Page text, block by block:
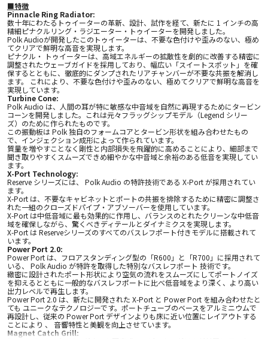
■特徴
Pinnacle Ring Radiator:
数十年にわたるトゥイーターの革新、設計、試作を経て、新たに 1 インチの高
精細ピナクルリング・ラジエーター・トゥイーターを開発しました。
Polk Audioが開発したこのトゥイーターは、不要な色付けや歪みのない、極め
てクリアで鮮明な高音を実現します。
ピナクル・ トゥイーターは、高域エネルギーの拡散性を劇的に改善する精密に
調整されたウェーブガイドを採用しており、幅広い「スイートスポット」を確
保するとともに、徹底的にダンプされたリアチャンバーが不要な共振を解消し
ます。 これにより、不要な色付けや歪みのない、極めてクリアで鮮明な高音を
実現しています。
Turbine Cone:
Polk Audio は、人間の耳が特に敏感な中音域を自然に再現するためにタービン
コーンを開発しました。これは元々フラッグシップモデル（Legend シリー
ズ）のために作られたものです。
この振動板は Polk 独自のフォームコアとタービン形状を組み合わせたもの
で、インジェクション成形によって作られています。
質量を増やすことなく剛性と内部損失を飛躍的に高めることにより、細部まで
聞き取りやすくスムーズできめ細やかな中音域と余裕のある低音を実現してい
ます。
X-Port Technology:
Reserve シリーズには、 Polk Audio の特許技術である X-Port が採用されてい
ます。
X-Port は、不要なキャビネットとポートの共振を排除するために精密に調整さ
れた一組のクローズドパイプ・アブソーバーを使用しています。
X-Port は中低音域に最も効果的に作用し、バランスのとれたクリーンな中低音
域を確保しながら、驚くべきディテールとダイナミクスを実現します。
X-Port は Reserveシリーズのすべてのバスレフポート付きモデルに搭載されて
います。
Power Port 2.0:
Power Port は、フロアスタンディング型の「R600」と「R700」に採用されて
いる、 Polk Audio が特許を取得した特別なバスレフポート 技術です。
緻密に設計されたポート形状により空気の流れをスムーズにしてポートノイズ
を抑えるとともに一般的なバスレフポートに比べ低音域をより深く、より高い
出力レベルで再生します。
Power Port 2.0 は、新たに開発された X-Port と Power Port を組み合わせたと
ても ユニークなテクノロジーです。ポートチューブのベースをアルミニウムで
再設計し、従来の Power Port デザインよりも床に近い位置にレイアウトする
ことにより 、 音響特性と美観を向上させています。
Magnet Catch Grill: